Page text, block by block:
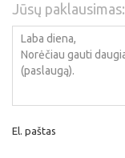
Jūsų paklausimas:
El. paštas